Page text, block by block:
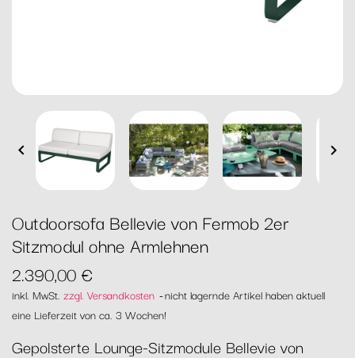
 
Outdoorsofa Bellevie von Fermob 2er
Sitzmodul ohne Armlehnen
2.390,00 €
inkl. MwSt. zzgl. Versandkosten nicht lagernde Artikel haben aktuell
eine Lieferzeit von ca. 3 Wochen!
Gepolsterte Lounge-Sitzmodule Bellevie von